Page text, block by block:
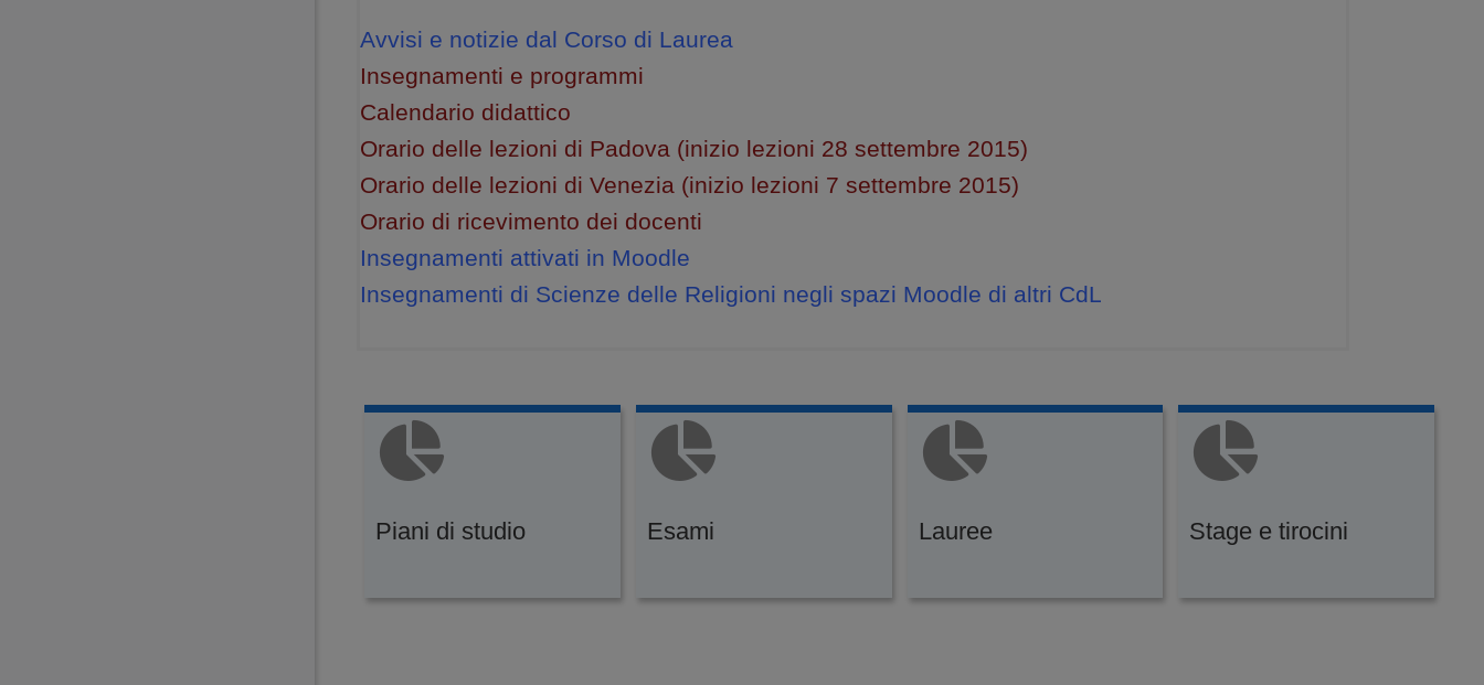
Avvisi e notizie dal Corso di Laurea
Insegnamenti e programmi
Calendario didattico
Orario delle lezioni di Padova (inizio lezioni 28 settembre 2015)
Orario delle lezioni di Venezia (inizio lezioni 7 settembre 2015)
Orario di ricevimento dei docenti
Insegnamenti attivati in Moodle
Insegnamenti di Scienze delle Religioni negli spazi Moodle di altri CdL
Piani di studio Esami Lauree Stage e tirocini